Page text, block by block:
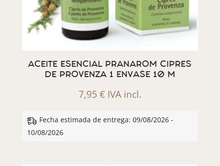
ACEITE ESENCIAL PRANAROM CIPRES
DE PROVENZA 1 ENVASE 10 M
7,95 € IVA incl.
Fecha estimada de entrega: 09/08/2026 -
10/08/2026